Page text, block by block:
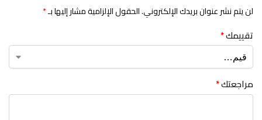
لن يتم نشر عنوان بريدك الإلكتروني.الحقول الإلزامية مشار إليها بـ*
تقييمك*
مراجعتك*